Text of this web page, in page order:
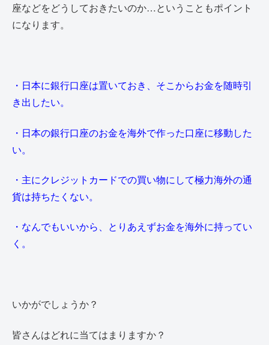
座などをどうしておきたいのか…ということもポイント
になります。
・日本に銀行口座は置いておき、そこからお金を随時引
き出したい。
・日本の銀行口座のお金を海外で作った口座に移動した
い。
・主にクレジットカードでの買い物にして極力海外の通
貨は持ちたくない。
・なんでもいいから、とりあえずお金を海外に持ってい
く。
いかがでしょうか？
皆さんはどれに当てはまりますか？